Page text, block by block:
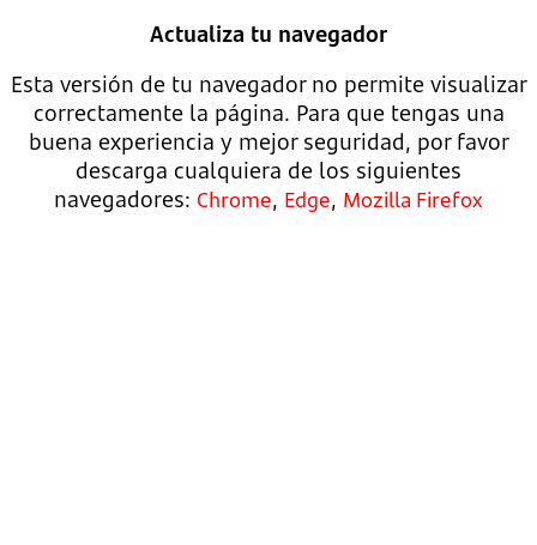
Actualiza tu navegador
Esta versión de tu navegador no permite visualizar
correctamente la página. Para que tengas una
buena experiencia y mejor seguridad, por favor
descarga cualquiera de los siguientes
navegadores: Chrome, Edge, Mozilla Firefox